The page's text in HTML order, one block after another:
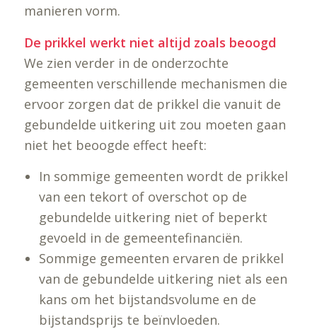
manieren vorm.
De prikkel werkt niet altijd zoals beoogd
We zien verder in de onderzochte
gemeenten verschillende mechanismen die
ervoor zorgen dat de prikkel die vanuit de
gebundelde uitkering uit zou moeten gaan
niet het beoogde effect heeft:
In sommige gemeenten wordt de prikkel
van een tekort of overschot op de
gebundelde uitkering niet of beperkt
gevoeld in de gemeentefinanciën.
Sommige gemeenten ervaren de prikkel
van de gebundelde uitkering niet als een
kans om het bijstandsvolume en de
bijstandsprijs te beïnvloeden.